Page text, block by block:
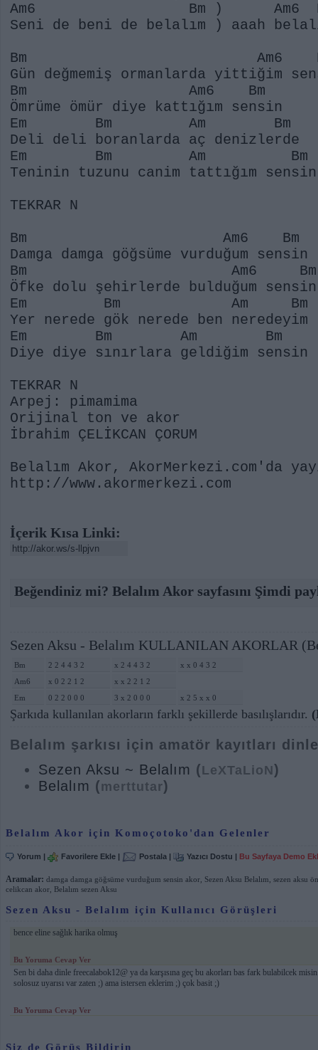
Am6 Bm ) Am6
Seni de beni de belalım ) aaah
Bm Am6
Gün değmemiş ormanlarda yittiğim
Bm Am6 Bm
Ömrüme ömür diye kattığım sensin
Em Bm Am Bm
Deli deli boranlarda aç denizlerde
Em Bm Am Bm
Teninin tuzunu canim tattığım sensin
TEKRAR N
Bm Am6 Bm
Damga damga göğsüme vurduğum sensin
Bm Am6 Bm
Öfke dolu şehirlerde bulduğum sensin
Em Bm Am Bm
Yer nerede gök nerede ben neredeyim
Em Bm Am Bm
Diye diye sınırlara geldiğim sensin
TEKRAR N
Arpej: pimamima
Orijinal ton ve akor
İbrahim ÇELİKCAN ÇORUM
Belalım Akor, AkorMerkezi.com'da
http://www.akormerkezi.com
İçerik Kısa Linki:
Beğendiniz mi? Belalım Akor sayfasını Şimdi
Sezen Aksu - Belalım KULLANILAN AKORLAR
Bm 2 2 4 4 3 2 x 2 4 4 3 2
x x 0 4 3 2
Am6
x 0 2 2 1 2
x x 2 2 1 2
Em
0 2 2 0 0 0 3 x 2 0 0 0 x 2 5 x x 0
Şarkıda kullanılan akorların farklı şekillerde basılışlarıdır.
Belalım şarkısı için amatör kayıtları
Sezen Aksu ~ Belalım (LeXTaLioN)
Belalım (merttutar)
Belalım Akor için Komoçotoko'dan Gelenler
Yorum | Favorilere Ekle | Postala | Yazıcı Dostu | Bu Sayfaya Demo
Aramalar: damga damga göğsüme vurduğum sensin akor Sezen Aksu Belalım sezen aksu
celikcan akor Belalım sezen Aksu
Sezen Aksu - Belalım için Kullanıcı Görüşleri
bence eline sağlık harika olmuş
Bu Yoruma Cevap Ver
Sen bi daha dinle freecalabok12@ ya da karşısına geç bu akorları bas fark bulabilcek
solosuz uyarısı var zaten ;) ama istersen eklerim ;) çok basit ;)
Bu Yoruma Cevap Ver
Siz de Görüş Bildirin